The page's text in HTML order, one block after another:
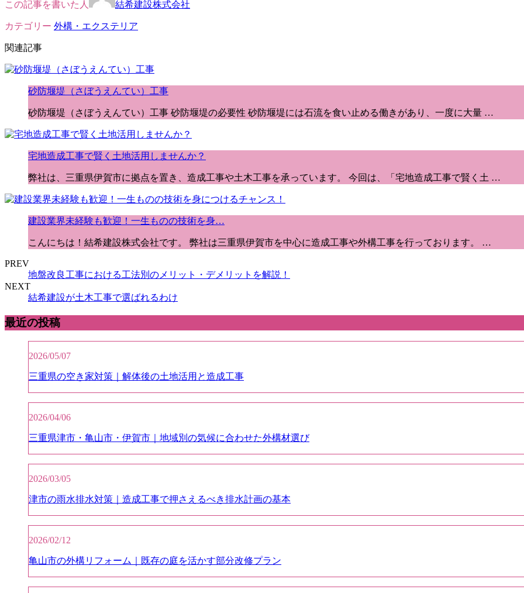
この記事を書いた人 結希建設株式会社
カテゴリー 外構・エクステリア
関連記事
砂防堰堤（さぼうえんてい）工事
砂防堰堤（さぼうえんてい）工事 砂防堰堤の必要性 砂防堰堤には石流を食い止める働きがあり、一度に大量 …
宅地造成工事で賢く土地活用しませんか？
弊社は、三重県伊賀市に拠点を置き、造成工事や土木工事を承っています。 今回は、「宅地造成工事で賢く土 …
建設業界未経験も歓迎！一生ものの技術を身…
こんにちは！結希建設株式会社です。 弊社は三重県伊賀市を中心に造成工事や外構工事を行っております。 …
PREV
地盤改良工事における工法別のメリット・デメリットを解説！
NEXT
結希建設が土木工事で選ばれるわけ
最近の投稿
2026/05/07
三重県の空き家対策｜解体後の土地活用と造成工事
2026/04/06
三重県津市・亀山市・伊賀市｜地域別の気候に合わせた外構材選び
2026/03/05
津市の雨水排水対策｜造成工事で押さえるべき排水計画の基本
2026/02/12
亀山市の外構リフォーム｜既存の庭を活かす部分改修プラン